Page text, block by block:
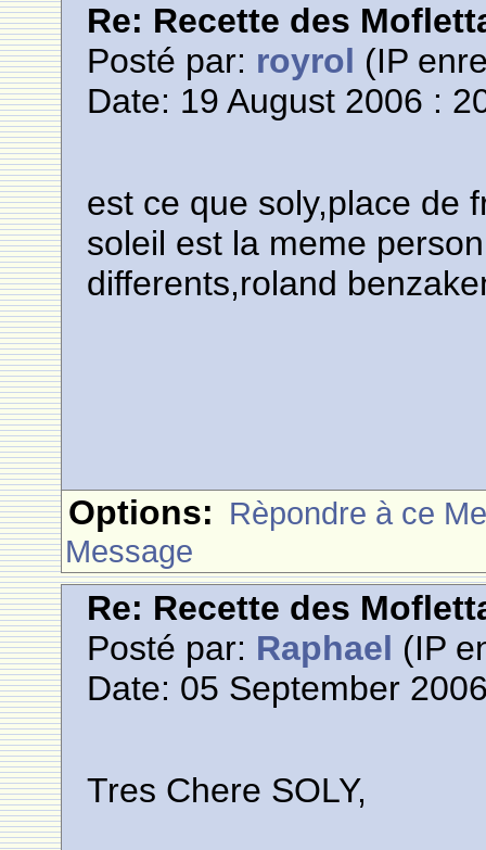
Re: Recette des
Posté par: royrol (IP
Date: 19 August 2006 :
est ce que soly,place de
soleil est la meme
differents,roland
Options: Rèpondre à ce
Message
Re: Recette des
Posté par: Raphael (IP
Date: 05 September
Tres Chere SOLY,